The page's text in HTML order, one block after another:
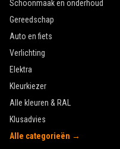
Schoonmaak en onderhoud
Gereedschap
Auto en fiets
Verlichting
Elektra
Kleurkiezer
Alle kleuren & RAL
Klusadvies
Alle categorieën →